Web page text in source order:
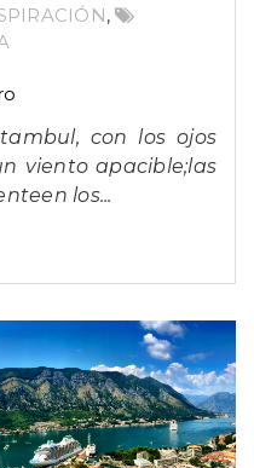
,
con los ojos
viento apacible;las
en los...